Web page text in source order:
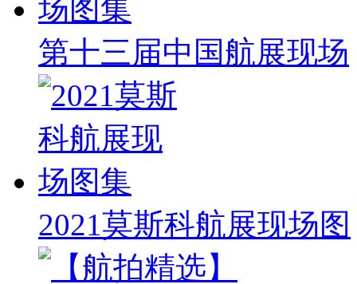
第十三届中国航展现场
2021莫斯科航展现场图